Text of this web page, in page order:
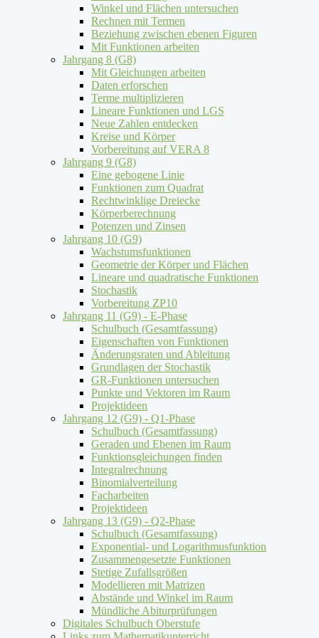
Winkel und Flächen untersuchen
Rechnen mit Termen
Beziehung zwischen ebenen Figuren
Mit Funktionen arbeiten
Jahrgang 8 (G8)
Mit Gleichungen arbeiten
Daten erforschen
Terme multiplizieren
Lineare Funktionen und LGS
Neue Zahlen entdecken
Kreise und Körper
Vorbereitung auf VERA 8
Jahrgang 9 (G8)
Eine gebogene Linie
Funktionen zum Quadrat
Rechtwinklige Dreiecke
Körperberechnung
Potenzen und Zinsen
Jahrgang 10 (G9)
Wachstumsfunktionen
Geometrie der Körper und Flächen
Lineare und quadratische Funktionen
Stochastik
Vorbereitung ZP10
Jahrgang 11 (G9) - E-Phase
Schulbuch (Gesamtfassung)
Eigenschaften von Funktionen
Änderungsraten und Ableitung
Grundlagen der Stochastik
GR-Funktionen untersuchen
Punkte und Vektoren im Raum
Projektideen
Jahrgang 12 (G9) - Q1-Phase
Schulbuch (Gesamtfassung)
Geraden und Ebenen im Raum
Funktionsgleichungen finden
Integralrechnung
Binomialverteilung
Facharbeiten
Projektideen
Jahrgang 13 (G9) - Q2-Phase
Schulbuch (Gesamtfassung)
Exponential- und Logarithmusfunktion
Zusammengesetzte Funktionen
Stetige Zufallsgrößen
Modellieren mit Matrizen
Abstände und Winkel im Raum
Mündliche Abiturprüfungen
Digitales Schulbuch Oberstufe